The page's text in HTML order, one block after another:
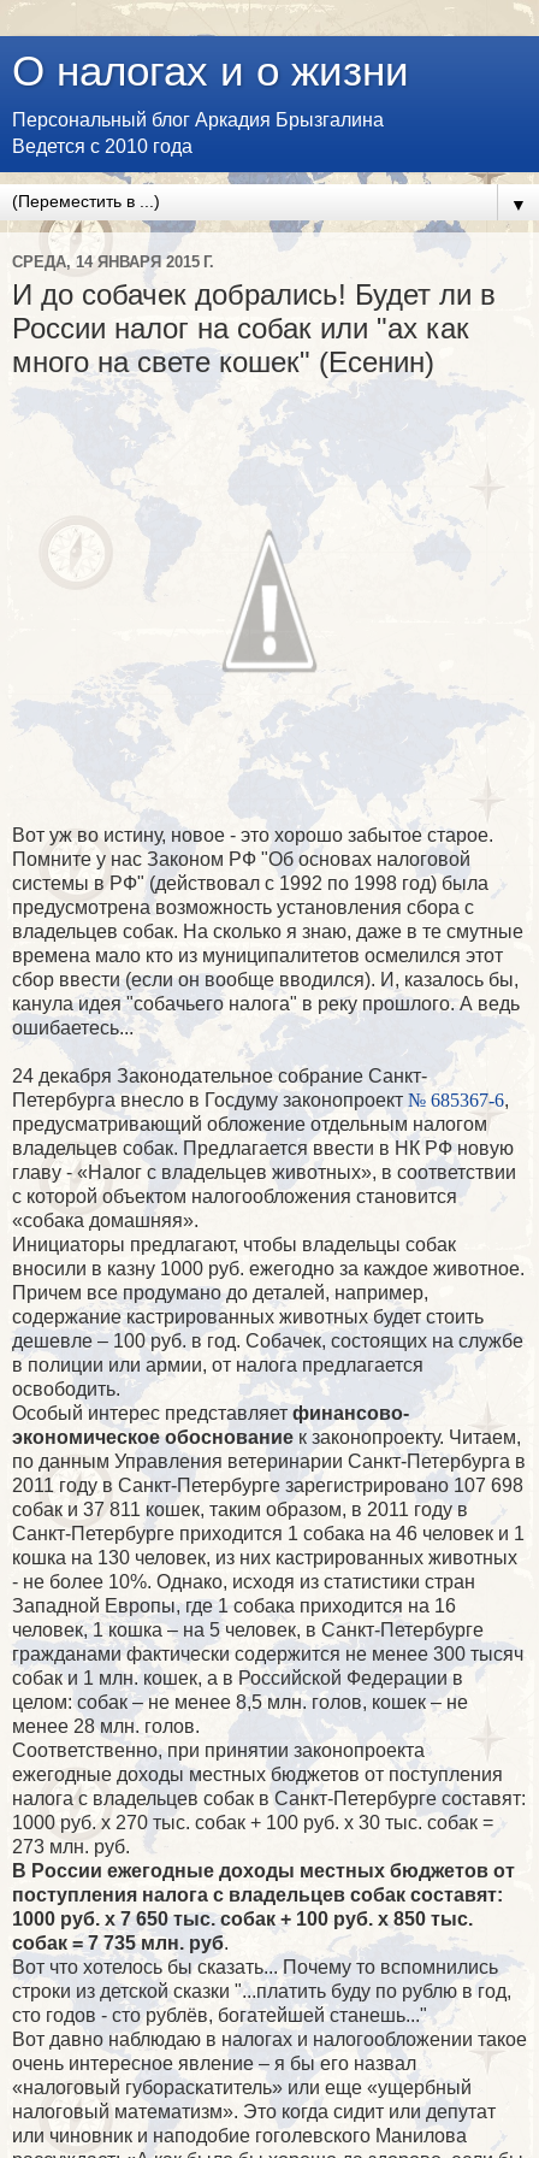
О налогах и о жизни
Персональный блог Аркадия Брызгалина
Ведется с 2010 года
▼
СРЕДА, 14 ЯНВАРЯ 2015 Г.
И до собачек добрались! Будет ли в
России налог на собак или "ах как
много на свете кошек" (Есенин)
Вот уж во истину, новое - это хорошо забытое старое.
Помните у нас Законом РФ "Об основах налоговой
системы в РФ" (действовал с 1992 по 1998 год) была
предусмотрена возможность установления сбора с
владельцев собак. На сколько я знаю, даже в те смутные
времена мало кто из муниципалитетов осмелился этот
сбор ввести (если он вообще вводился). И, казалось бы,
канула идея "собачьего налога" в реку прошлого. А ведь
ошибаетесь...
24 декабря Законодательное собрание Санкт-
Петербурга внесло в Госдуму законопроект № 685367-6,
предусматривающий обложение отдельным налогом
владельцев собак. Предлагается ввести в НК РФ новую
главу - «Налог с владельцев животных», в соответствии
с которой объектом налогообложения становится
«собака домашняя».
Инициаторы предлагают, чтобы владельцы собак
вносили в казну 1000 руб. ежегодно за каждое животное.
Причем все продумано до деталей, например,
содержание кастрированных животных будет стоить
дешевле – 100 руб. в год. Собачек, состоящих на службе
в полиции или армии, от налога предлагается
освободить.
Особый интерес представляет финансово-
экономическое обоснование к законопроекту. Читаем,
по данным Управления ветеринарии Санкт-Петербурга в
2011 году в Санкт-Петербурге зарегистрировано 107 698
собак и 37 811 кошек, таким образом, в 2011 году в
Санкт-Петербурге приходится 1 собака на 46 человек и 1
кошка на 130 человек, из них кастрированных животных
- не более 10%. Однако, исходя из статистики стран
Западной Европы, где 1 собака приходится на 16
человек, 1 кошка – на 5 человек, в Санкт-Петербурге
гражданами фактически содержится не менее 300 тысяч
собак и 1 млн. кошек, а в Российской Федерации в
целом: собак – не менее 8,5 млн. голов, кошек – не
менее 28 млн. голов.
Соответственно, при принятии законопроекта
ежегодные доходы местных бюджетов от поступления
налога с владельцев собак в Санкт-Петербурге составят:
1000 руб. х 270 тыс. собак + 100 руб. х 30 тыс. собак =
273 млн. руб.
В России ежегодные доходы местных бюджетов от
поступления налога с владельцев собак составят:
1000 руб. х 7 650 тыс. собак + 100 руб. х 850 тыс.
собак = 7 735 млн. руб.
Вот что хотелось бы сказать... Почему то вспомнились
строки из детской сказки "...платить буду по рублю в год,
сто годов - сто рублёв, богатейшей станешь..."
Вот давно наблюдаю в налогах и налогообложении такое
очень интересное явление – я бы его назвал
«налоговый губораскатитель» или еще «ущербный
налоговый математизм». Это когда сидит или депутат
или чиновник и наподобие гоголевского Манилова